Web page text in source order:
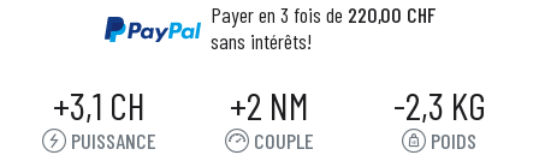
Payer en 3 fois de 220,00 CHF
sans intérêts!
+3,1 CH
PUISSANCE
+2 NM
COUPLE
-2,3 KG
POIDS